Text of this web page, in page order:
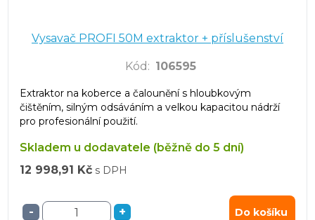
Vysavač PROFI 50M extraktor + příslušenství
Kód : 106595
Extraktor na koberce a čalounění s hloubkovým
čištěním, silným odsáváním a velkou kapacitou nádrží
pro profesionální použití.
Skladem u dodavatele (běžně do 5 dní)
12 998,91 Kč s DPH
- + Do košíku